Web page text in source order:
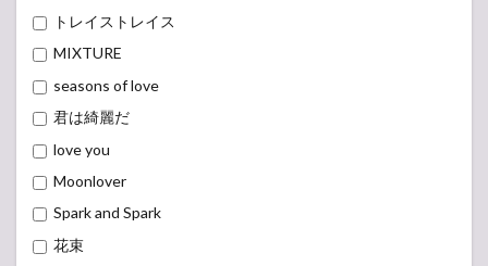
トレイストレイス
MIXTURE
seasons of love
君は綺麗だ
love you
Moonlover
Spark and Spark
花束